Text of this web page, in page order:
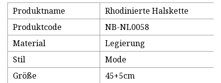
Produktname
Rhodinierte Halskette
Produktcode
NB-NL0058
Material
Legierung
Stil
Mode
Größe
45+5cm